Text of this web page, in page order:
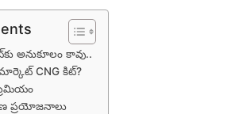
అనుకూలం కావు..
CNG కిట్?
ప్రయోజనాలు